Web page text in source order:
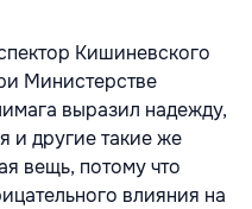
Кишиневского
Министерстве
выразил надежду,
и другие такие же
вещь, потому что
влияния на